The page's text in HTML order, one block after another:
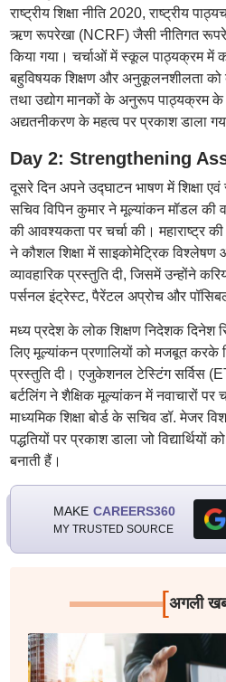
राष्ट्रीय शिक्षा नीति 2020, राष्ट्रीय
ऋण रूपरेखा (NCRF) जैसी नीतिगत
किया गया। चर्चाओं में स्कूल पाठ्यक्रम में
बहुविषयक शिक्षण और अनुकूलनशीलता को
तथा उद्योग मानकों के अनुरूप पाठ्यक्रम
अद्यतनीकरण के महत्व पर प्रकाश डाला
Day 2: Strengthening
दूसरे दिन अपने उद्घाटन भाषण में शिक्षा एवं
सचिव विपिन कुमार ने मूल्यांकन मॉडल की
की आवश्यकता पर चर्चा की। महाराष्ट्र
ने कौशल शिक्षा में साइकोमेट्रिक
व्यावहारिक प्रस्तुति दी, जिसमें उन्होंने
पर्सनल इंट्रेस्ट, पैरेंटल अप्रोच और
मध्य प्रदेश के लोक शिक्षण निदेशक दिनेश
लिए मूल्यांकन प्रणालियों को मजबूत करके
प्रस्तुति दी। एजुकेशनल टेस्टिंग सर्विस
बर्टलिंग ने शैक्षिक मूल्यांकन में नवाचारों पर
माध्यमिक शिक्षा बोर्ड के सचिव डॉ. मेजर
पद्धतियों पर प्रकाश डाला जो विद्यार्थियों
बनाती हैं।
MAKE CAREERS360
MY TRUSTED SOURCE
[अगली